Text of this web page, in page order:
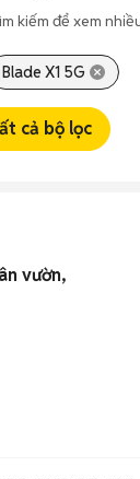
kiếm để xem
Blade X1 5G
cả bộ lọc
vườn,